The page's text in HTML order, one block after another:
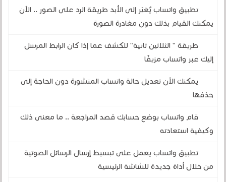
تطبيق واتساب يُغيّر إلى الأبد طريقة الرد على الصور .. الآن
يمكنك القيام بذلك دون مغادرة الصورة
طريقة " الثلاثين ثانية" للكشف عما إذا كان الرابط المرسل
إليك عبر واتساب مزيفًا
يمكنك الآن تعديل حالة واتساب المنشورة دون الحاجة إلى
حذفها
قام واتساب بوضع حسابك قصد المراجعة .. ما معنى ذلك
وكيفية استعادته
تطبيق واتساب يعمل على تبسيط إرسال الرسائل الصوتية
من خلال أداة جديدة للشاشة الرئيسية